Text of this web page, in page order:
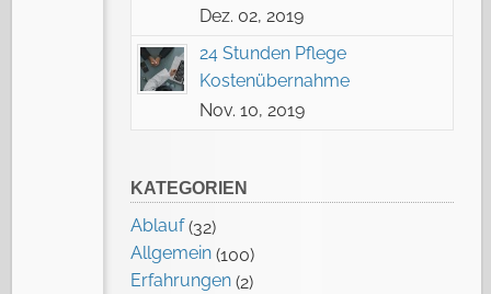
Dez. 02, 2019
24 Stunden Pflege
Kostenübernahme
Nov. 10, 2019
KATEGORIEN
Ablauf(32)
Allgemein (100)
Erfahrungen (2)